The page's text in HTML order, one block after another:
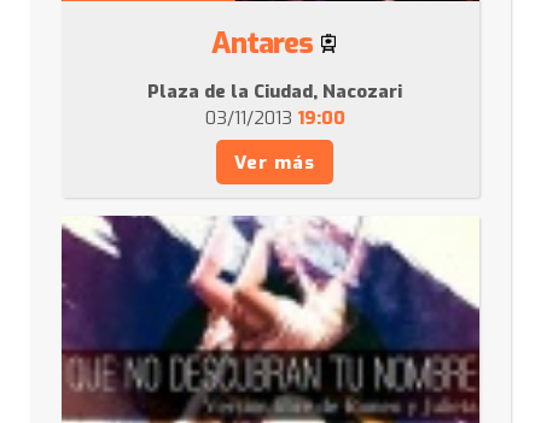
Antares
Plaza de la Ciudad, Nacozari
03/11/2013 19:00
Ver más